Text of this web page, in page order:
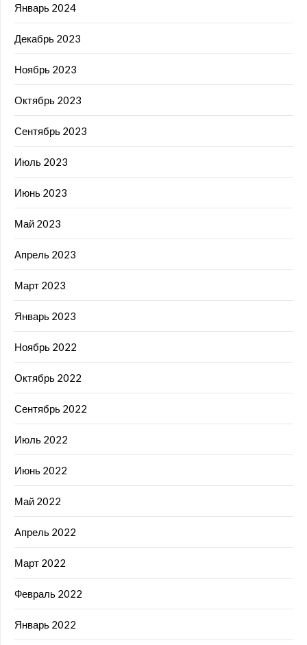
Январь 2024
Декабрь 2023
Ноябрь 2023
Октябрь 2023
Сентябрь 2023
Июль 2023
Июнь 2023
Май 2023
Апрель 2023
Март 2023
Январь 2023
Ноябрь 2022
Октябрь 2022
Сентябрь 2022
Июль 2022
Июнь 2022
Май 2022
Апрель 2022
Март 2022
Февраль 2022
Январь 2022